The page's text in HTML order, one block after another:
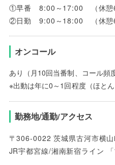
①早番 8:00～17:00 （休憩
②日勤 9:00～18:00 （休憩
オンコール
あり（月10回当番制、コール頻
※出動は年に0～1回程度（ほと
勤務地/通勤/アクセス
〒306-0022 茨城県古河市横
JR宇都宮線/湘南新宿ライン